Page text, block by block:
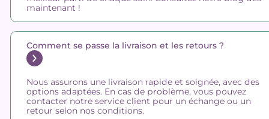
maintenant !
Comment se passe la livraison et les retours ?
Nous assurons une livraison rapide et soignée, avec des
options adaptées. En cas de problème, vous pouvez
contacter notre service client pour un échange ou un
retour selon nos conditions.